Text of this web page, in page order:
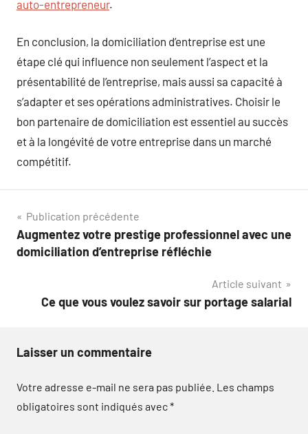
auto-entrepreneur.
En conclusion, la domiciliation d’entreprise est une
étape clé qui influence non seulement l’aspect et la
présentabilité de l’entreprise, mais aussi sa capacité à
s’adapter et ses opérations administratives. Choisir le
bon partenaire de domiciliation est essentiel au succès
et à la longévité de votre entreprise dans un marché
compétitif.
Navigation
de
Publication précédente
Augmentez votre prestige professionnel avec une
domiciliation d’entreprise réfléchie
Article suivant
Ce que vous voulez savoir sur portage salarial
Laisser un commentaire
Votre adresse e-mail ne sera pas publiée. Les champs
obligatoires sont indiqués avec*